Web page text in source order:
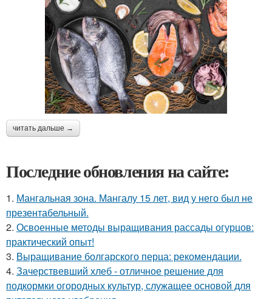
читать дальше →
Последние обновления на сайте:
1. Мангальная зона. Мангалу 15 лет, вид у него был не
презентабельный.
2. Освоенные методы выращивания рассады огурцов:
практический опыт!
3. Выращивание болгарского перца: рекомендации.
4. Зачерствевший хлеб - отличное решение для
подкормки огородных культур, служащее основой для